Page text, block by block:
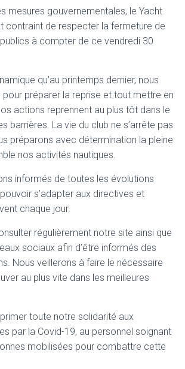
N
mesures gouvernementales, le Yacht
contraint de respecter la fermeture de
à compter de ce vendredi 30
qu’au printemps dernier, nous
préparer la reprise et tout mettre en
actions reprennent au plus tôt dans le
barrières. La vie du club ne s’arrête pas
préparons avec détermination la pleine
nos activités nautiques.
informés de toutes les évolutions
s’adapter aux directives et
chaque jour.
régulièrement notre site ainsi que
sociaux afin d’être informés des
Nous veillerons à faire le nécessaire
au plus vite dans les meilleures
toute notre solidarité aux
par la Covid-19, au personnel soignant
mobilisées pour combattre cette